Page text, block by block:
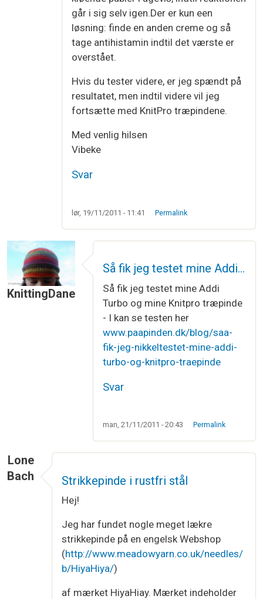
går i sig selv igen.Der er kun een
løsning: finde en anden creme og så
tage antihistamin indtil det værste er
overstået.
Hvis du tester videre, er jeg spændt på
resultatet, men indtil videre vil jeg
fortsætte med KnitPro træpindene.
Med venlig hilsen
Vibeke
Svar
lør, 19/11/2011 - 11:41 Permalink
KnittingDane
Så fik jeg testet mine Addi…
Så fik jeg testet mine Addi
Turbo og mine Knitpro træpinde
- I kan se testen her
www.paapinden.dk/blog/saa-
fik-jeg-nikkeltestet-mine-addi-
turbo-og-knitpro-traepinde
Svar
man, 21/11/2011 - 20:43 Permalink
Lone
Bach
Strikkepinde i rustfri stål
Hej!
Jeg har fundet nogle meget lækre
strikkepinde på en engelsk Webshop
(http://www.meadowyarn.co.uk/needles/
b/HiyaHiya/)
af mærket HiyaHiay. Mærket indeholder